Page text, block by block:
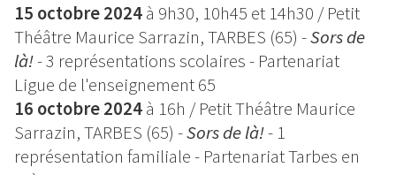
15 octobre 2024à 9h30, 10h45 et 14h30 / Petit
Théâtre Maurice Sarrazin, TARBES (65) -Sors de
là!-3 représentations scolaires - Partenariat
Ligue de l'enseignement 65
16 octobre 2024à 16h / Petit Théâtre Maurice
Sarrazin, TARBES (65) -Sors de là!- 1
représentation familiale - Partenariat Tarbes en